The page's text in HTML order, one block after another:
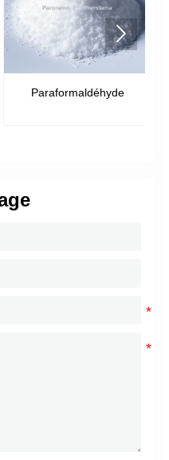
Paraformaldéhyde
